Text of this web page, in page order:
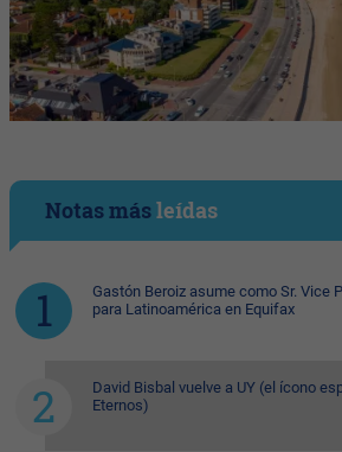
Notas másleídas
Gastón Beroiz asume como Sr. Vice
para Latinoamérica en Equifax
David Bisbal vuelve a UY (el ícono
Eternos)